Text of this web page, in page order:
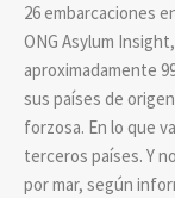
26 embarcaciones
ONG Asylum
aproximadamente
sus países de
forzosa. En lo que
terceros países. Y
por mar, según